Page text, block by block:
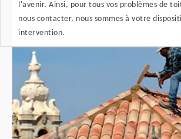
l'avenir. Ainsi, pour tous vos problèmes de
nous contacter, nous sommes à votre
intervention.